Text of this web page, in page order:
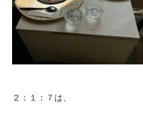
２：１：７は、